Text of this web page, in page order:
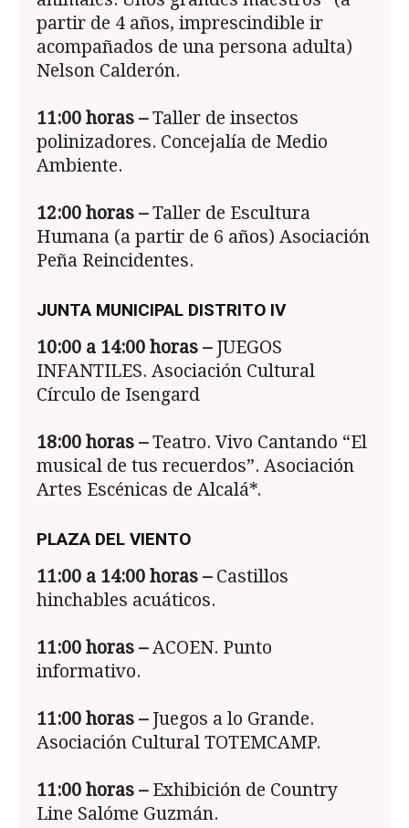
partir de 4 años, imprescindible ir
acompañados de una persona adulta)
Nelson Calderón.
11:00 horas –Taller de insectos
polinizadores. Concejalía de Medio
Ambiente.
12:00 horas –Taller de Escultura
Humana (a partir de 6 años) Asociación
Peña Reincidentes.
JUNTA MUNICIPAL DISTRITO IV
10:00 a 14:00 horas –JUEGOS
INFANTILES. Asociación Cultural
Círculo de Isengard
18:00 horas –Teatro. Vivo Cantando “El
musical de tus recuerdos”. Asociación
Artes Escénicas de Alcalá*.
PLAZA DEL VIENTO
11:00 a 14:00 horas –Castillos
hinchables acuáticos.
11:00 horas –ACOEN. Punto
informativo.
11:00 horas –Juegos a lo Grande.
Asociación Cultural TOTEMCAMP.
11:00 horas –Exhibición de Country
Line Salóme Guzmán.